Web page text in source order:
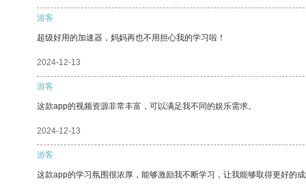
游客
超级好用的加速器，妈妈再也不用担心我的学习啦！
2024-12-13
游客
这款app的视频资源非常丰富，可以满足我不同的娱乐需求。
2024-12-13
游客
这款app的学习氛围很浓厚，能够激励我不断学习，让我能够取得更好的